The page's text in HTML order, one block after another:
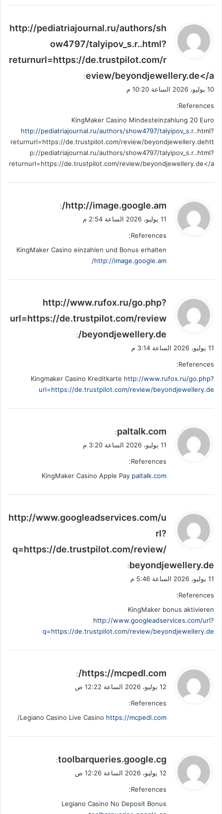
ي
و
ل
http://pediatriajournal.ru/authors/sh
ow4797/talyipov_s.r..html?
returnurl=https://de.trustpilot.com/r
eview/beyondjewellery.de</a
:
10 يوليو، 2026 الساعة 10:20 م
References:
KingMaker Casino Mindesteinzahlung 20 Euro
http://pediatriajournal.ru/authors/show4797/talyipov_s.r..html?
returnurl=https://de.trustpilot.com/review/beyondjewellery.dehtt
p://pediatriajournal.ru/authors/show4797/talyipov_s.r..html?
returnurl=https://de.trustpilot.com/review/beyondjewellery.de</a
ي
ل
http://image.google.am/
:
11 يوليو، 2026 الساعة 2:54 م
References:
KingMaker Casino einzahlen und Bonus erhalten
http://image.google.am/
ي
و
ل
http://www.rufox.ru/go.php?
url=https://de.trustpilot.com/review
/beyondjewellery.de
:
11 يوليو، 2026 الساعة 3:14 م
References:
Kingmaker Casino Kreditkarte http://www.rufox.ru/go.php?
url=https://de.trustpilot.com/review/beyondjewellery.de
ي
ل
paltalk.com
:
11 يوليو، 2026 الساعة 3:20 م
References:
KingMaker Casino Apple Pay paltalk.com
ي
و
ل
http://www.googleadservices.com/u
rl?
q=https://de.trustpilot.com/review/
beyondjewellery.de
:
11 يوليو، 2026 الساعة 5:46 م
References:
KingMaker bonus aktivieren
http://www.googleadservices.com/url?
q=https://de.trustpilot.com/review/beyondjewellery.de
ي
ل
https://mcpedl.com/
:
12 يوليو، 2026 الساعة 12:22 ص
References:
Legiano Casino Live Casino https://mcpedl.com/
ي
ل
toolbarqueries.google.cg
:
12 يوليو، 2026 الساعة 12:26 ص
References:
Legiano Casino No Deposit Bonus